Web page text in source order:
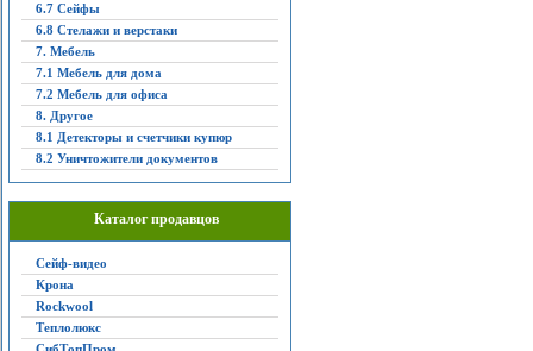
6.7 Сейфы
6.8 Стелажи и верстаки
7. Мебель
7.1 Мебель для дома
7.2 Мебель для офиса
8. Другое
8.1 Детекторы и счетчики купюр
8.2 Уничтожители документов
Каталог продавцов
Сейф-видео
Крона
Rockwool
Теплолюкс